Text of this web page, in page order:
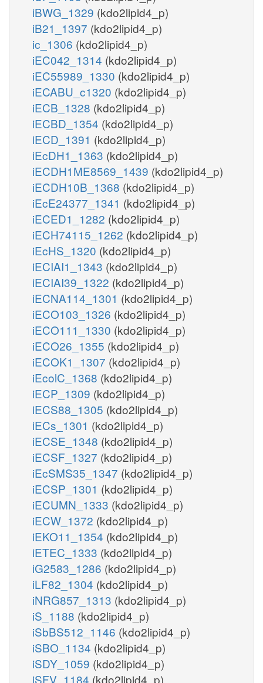
iBWG_1329 (kdo2lipid4_p)
iB21_1397 (kdo2lipid4_p)
ic_1306 (kdo2lipid4_p)
iEC042_1314 (kdo2lipid4_p)
iEC55989_1330 (kdo2lipid4_p)
iECABU_c1320 (kdo2lipid4_p)
iECB_1328 (kdo2lipid4_p)
iECBD_1354 (kdo2lipid4_p)
iECD_1391 (kdo2lipid4_p)
iEcDH1_1363 (kdo2lipid4_p)
iECDH1ME8569_1439 (kdo2lipid4_p)
iECDH10B_1368 (kdo2lipid4_p)
iEcE24377_1341 (kdo2lipid4_p)
iECED1_1282 (kdo2lipid4_p)
iECH74115_1262 (kdo2lipid4_p)
iEcHS_1320 (kdo2lipid4_p)
iECIAI1_1343 (kdo2lipid4_p)
iECIAI39_1322 (kdo2lipid4_p)
iECNA114_1301 (kdo2lipid4_p)
iECO103_1326 (kdo2lipid4_p)
iECO111_1330 (kdo2lipid4_p)
iECO26_1355 (kdo2lipid4_p)
iECOK1_1307 (kdo2lipid4_p)
iEcolC_1368 (kdo2lipid4_p)
iECP_1309 (kdo2lipid4_p)
iECS88_1305 (kdo2lipid4_p)
iECs_1301 (kdo2lipid4_p)
iECSE_1348 (kdo2lipid4_p)
iECSF_1327 (kdo2lipid4_p)
iEcSMS35_1347 (kdo2lipid4_p)
iECSP_1301 (kdo2lipid4_p)
iECUMN_1333 (kdo2lipid4_p)
iECW_1372 (kdo2lipid4_p)
iEKO11_1354 (kdo2lipid4_p)
iETEC_1333 (kdo2lipid4_p)
iG2583_1286 (kdo2lipid4_p)
iLF82_1304 (kdo2lipid4_p)
iNRG857_1313 (kdo2lipid4_p)
iS_1188 (kdo2lipid4_p)
iSbBS512_1146 (kdo2lipid4_p)
iSBO_1134 (kdo2lipid4_p)
iSDY_1059 (kdo2lipid4_p)
iSFV_1184 (kdo2lipid4_p)